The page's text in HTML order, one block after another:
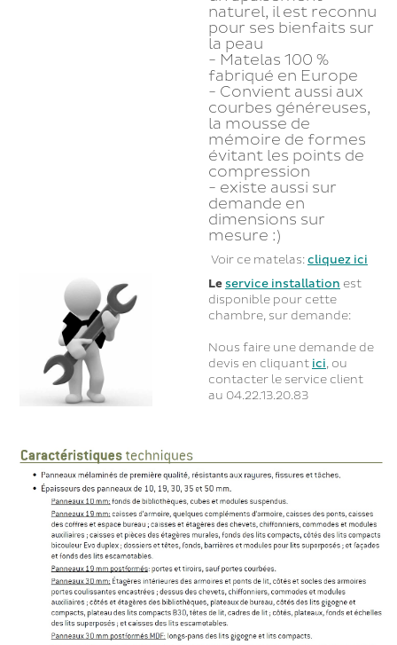
naturel, il est reconnu
pour ses bienfaits sur
la peau
- Matelas 100 %
fabriqué en Europe
- Convient aussi aux
courbes généreuses,
la mousse de
mémoire de formes
évitant les points de
compression
- existe aussi sur
demande en
dimensions sur
mesure :)
Voir ce matelas:cliquez ici
Le service installation est
disponible pour cette
chambre, sur demande:
Nous faire une demande de
devis en cliquant ici, ou
contacter le service client
au 04.22.13.20.83